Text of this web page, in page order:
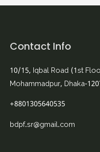
Contact Info
10/15, Iqbal Road (1st
Mohammadpur, Dhaka-
+8801305640535
bdpf.sr@gmail.com